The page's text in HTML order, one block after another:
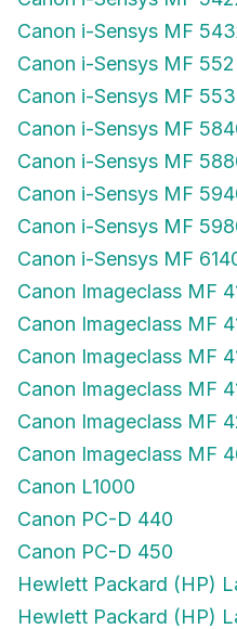
Canon i-Sensys MF
Canon i-Sensys MF
Canon i-Sensys MF
Canon i-Sensys MF
Canon i-Sensys MF
Canon i-Sensys MF
Canon i-Sensys MF
Canon i-Sensys MF
Canon Imageclass MF
Canon Imageclass MF
Canon Imageclass MF
Canon Imageclass MF
Canon Imageclass MF
Canon Imageclass MF
Canon L1000
Canon PC-D 440
Canon PC-D 450
Hewlett Packard (HP)
Hewlett Packard (HP)